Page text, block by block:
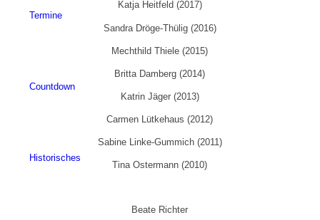
Termine
Countdown
Historisches
Katja Heitfeld (2017)
Sandra Dröge-Thülig (2016)
Mechthild Thiele (2015)
Britta Damberg (2014)
Katrin Jäger (2013)
Carmen Lütkehaus (2012)
Sabine Linke-Gummich (2011)
Tina Ostermann (2010)
Beate Richter